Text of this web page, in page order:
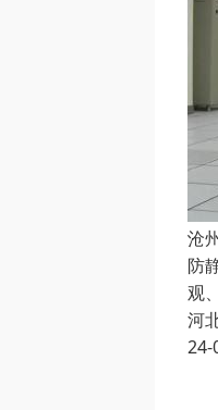
沧
防
观
河
24-